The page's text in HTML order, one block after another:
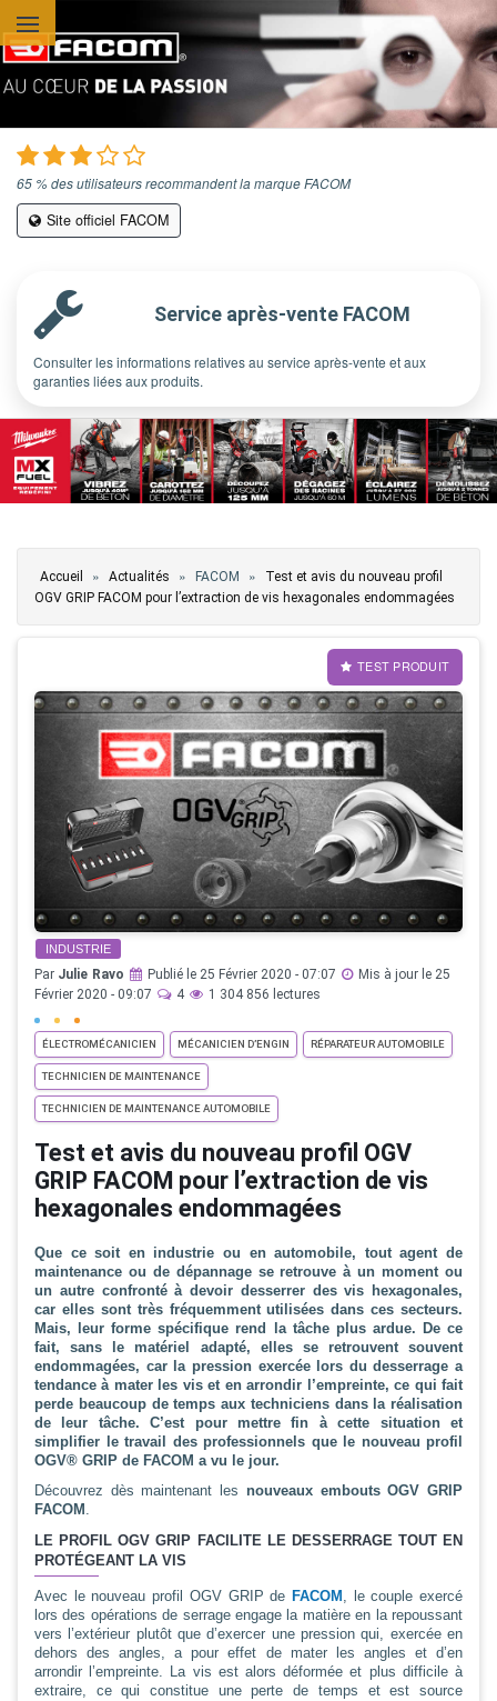
65 % des utilisateurs recommandent la marque FACOM
Site officiel FACOM
Service après-vente FACOM
Consulter les informations relatives au service après-vente et aux
garanties liées aux produits.
Vous êtes ici
Accueil » Actualités » FACOM »
Test et avis du nouveau profil
OGV GRIP FACOM pour l’extraction de vis hexagonales endommagées
TEST PRODUIT
INDUSTRIE
Par Julie Ravo Publié le 25 Février 2020 - 07:07
Mis à jour le 25
Février 2020 - 09:07
4 1 304 856 lectures
ÉLECTROMÉCANICIEN MÉCANICIEN D’ENGIN RÉPARATEUR AUTOMOBILE
TECHNICIEN DE MAINTENANCE
TECHNICIEN DE MAINTENANCE AUTOMOBILE
Test et avis du nouveau profil OGV
GRIP FACOM pour l’extraction de vis
hexagonales endommagées
Que ce soit en industrie ou en automobile, tout agent de
maintenance ou de dépannage se retrouve à un moment ou
un autre confronté à devoir desserrer des vis hexagonales,
car elles sont très fréquemment utilisées dans ces secteurs.
Mais, leur forme spécifique rend la tâche plus ardue. De ce
fait, sans le matériel adapté, elles se retrouvent souvent
endommagées, car la pression exercée lors du desserrage a
tendance à mater les vis et en arrondir l’empreinte, ce qui fait
perde beaucoup de temps aux techniciens dans la réalisation
de leur tâche. C’est pour mettre fin à cette situation et
simplifier le travail des professionnels que le nouveau profil
OGV® GRIP de FACOM a vu le jour.
Découvrez dès maintenant les nouveaux embouts OGV GRIP
FACOM .
LE PROFIL OGV GRIP FACILITE LE DESSERRAGE TOUT EN
PROTÉGEANT LA VIS
Avec le nouveau profil OGV GRIP de FACOM , le couple exercé
lors des opérations de serrage engage la matière en la repoussant
vers l’extérieur plutôt que d’exercer une pression qui, exercée en
dehors des angles, a pour effet de mater les angles et d’en
arrondir l’empreinte. La vis est alors déformée et plus difficile à
extraire, ce qui constitue une perte de temps et est source